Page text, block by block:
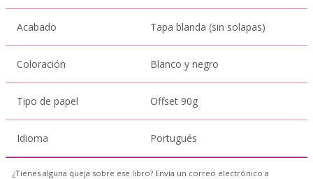
Acabado Tapa blanda (sin solapas)
Coloración Blanco y negro
Tipo de papel Offset 90g
Idioma Portugués
¿Tienes alguna queja sobre ese libro? Envía un correo electrónico a